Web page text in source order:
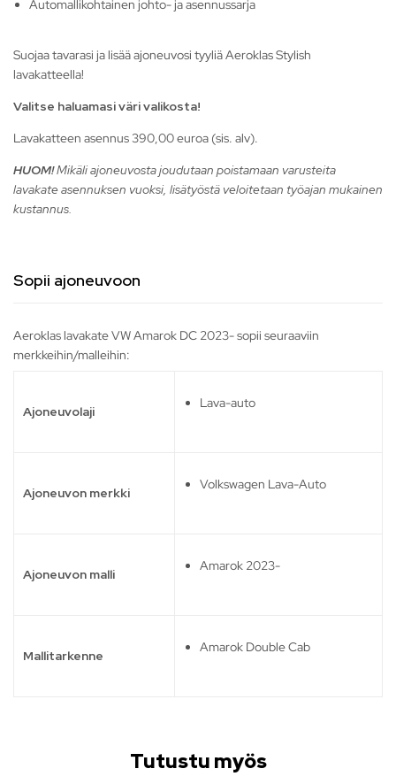
Automallikohtainen johto- ja asennussarja
Suojaa tavarasi ja lisää ajoneuvosi tyyliä Aeroklas Stylish
lavakatteella!
Valitse haluamasi väri valikosta!
Lavakatteen asennus 390,00 euroa (sis. alv).
HUOM!Mikäli ajoneuvosta joudutaan poistamaan varusteita
lavakate asennuksen vuoksi, lisätyöstä veloitetaan työajan mukainen
kustannus.
Sopii ajoneuvoon
Aeroklas lavakate VW Amarok DC 2023- sopii seuraaviin
merkkeihin/malleihin:
Ajoneuvolaji
Lava-auto
Ajoneuvon merkki
Volkswagen Lava-Auto
Ajoneuvon malli
Amarok 2023-
Mallitarkenne
Amarok Double Cab
Tutustu myös